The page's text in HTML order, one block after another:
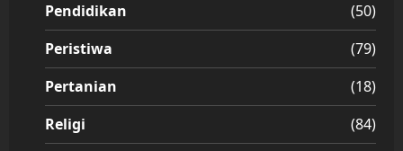
Pendidikan
(50)
Peristiwa
(79)
Pertanian
(18)
Religi
(84)